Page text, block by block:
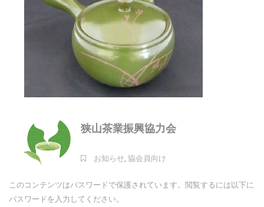
狭山茶業振興協力会
お知らせ,協会員向け
このコンテンツはパスワードで保護されています。閲覧するには以下に
パスワードを入力してください。